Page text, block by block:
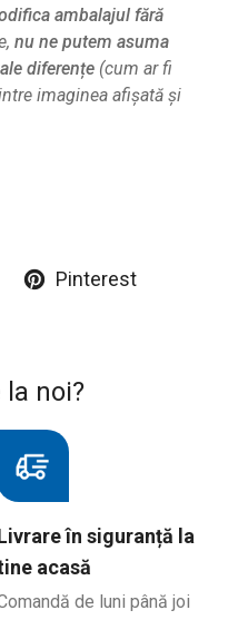
ambalajul fără
nu ne putem asuma
diferențe (cum ar fi
imaginea afișată și
Pinterest
la noi?
în siguranță la
acasă
de luni până joi